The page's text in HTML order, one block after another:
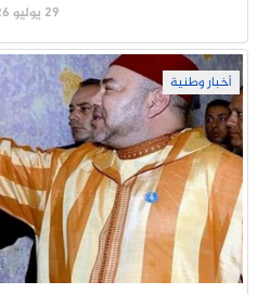
29 يوليو 2026
أخبار وطنية